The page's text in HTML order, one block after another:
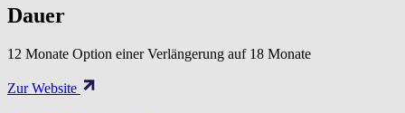
Dauer
12 Monate Option einer Verlängerung auf 18 Monate
Zur Website